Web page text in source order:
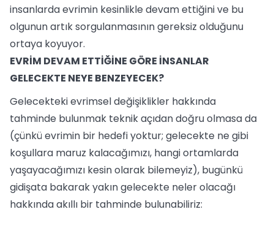
insanlarda evrimin kesinlikle devam ettiğini ve bu
olgunun artık sorgulanmasının gereksiz olduğunu
ortaya koyuyor.
EVRİM DEVAM ETTİĞİNE GÖRE İNSANLAR
GELECEKTE NEYE BENZEYECEK?
Gelecekteki evrimsel değişiklikler hakkında
tahminde bulunmak teknik açıdan doğru olmasa da
(çünkü evrimin bir hedefi yoktur; gelecekte ne gibi
koşullara maruz kalacağımızı, hangi ortamlarda
yaşayacağımızı kesin olarak bilemeyiz), bugünkü
gidişata bakarak yakın gelecekte neler olacağı
hakkında akıllı bir tahminde bulunabiliriz: